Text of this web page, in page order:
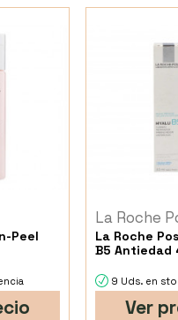
Peel
La Roche
La Roche
B5 Antiedad
9 Uds. en
Ver